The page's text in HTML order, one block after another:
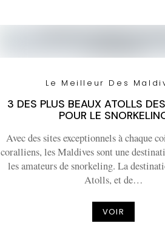
Le Meilleur Des
3 DES PLUS BEAUX ATOLLS
POUR LE
Avec des sites exceptionnels à chaque
coralliens, les Maldives sont une
les amateurs de snorkeling. La
Atolls, et de…
VOIR